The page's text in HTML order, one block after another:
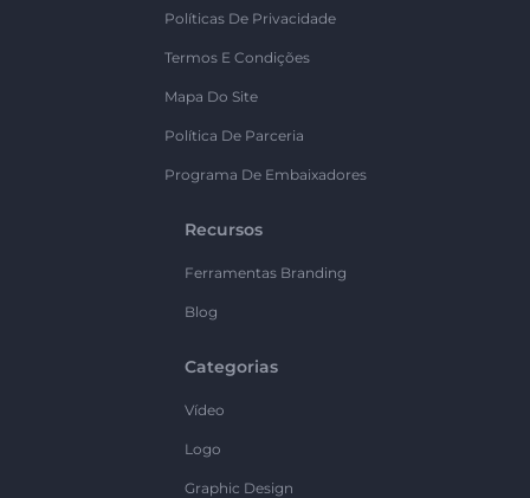
Políticas De Privacidade
Termos E Condições
Mapa Do Site
Política De Parceria
Programa De Embaixadores
Recursos
Ferramentas Branding
Blog
Categorias
Vídeo
Logo
Graphic Design